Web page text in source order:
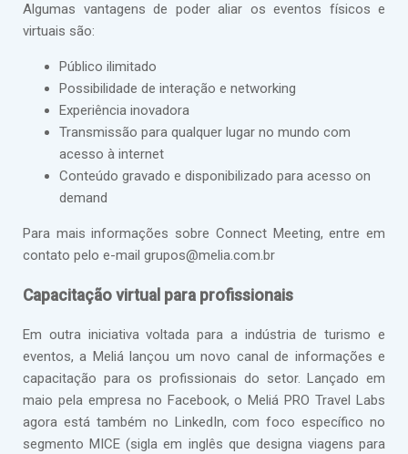
Algumas vantagens de poder aliar os eventos físicos e
virtuais são:
Público ilimitado
Possibilidade de interação e networking
Experiência inovadora
Transmissão para qualquer lugar no mundo com
acesso à internet
Conteúdo gravado e disponibilizado para acesso on
demand
Para mais informações sobre Connect Meeting, entre em
contato pelo e-mail grupos@melia.com.br
Capacitação virtual para profissionais
Em outra iniciativa voltada para a indústria de turismo e
eventos, a Meliá lançou um novo canal de informações e
capacitação para os profissionais do setor. Lançado em
maio pela empresa no Facebook, o Meliá PRO Travel Labs
agora está também no LinkedIn, com foco específico no
segmento MICE (sigla em inglês que designa viagens para